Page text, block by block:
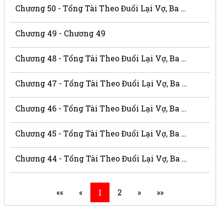
Chương 50 - Tổng Tài Theo Đuổi Lại Vợ, Ba Thật Là Xấu Xa
Chương 49 - Chương 49
Chương 48 - Tổng Tài Theo Đuổi Lại Vợ, Ba Thật Là Xấu Xa
Chương 47 - Tổng Tài Theo Đuổi Lại Vợ, Ba Thật Là Xấu Xa
Chương 46 - Tổng Tài Theo Đuổi Lại Vợ, Ba Thật Là Xấu Xa
Chương 45 - Tổng Tài Theo Đuổi Lại Vợ, Ba Thật Là Xấu Xa
Chương 44 - Tổng Tài Theo Đuổi Lại Vợ, Ba Thật Là Xấu Xa
«« « 1 2 » »»